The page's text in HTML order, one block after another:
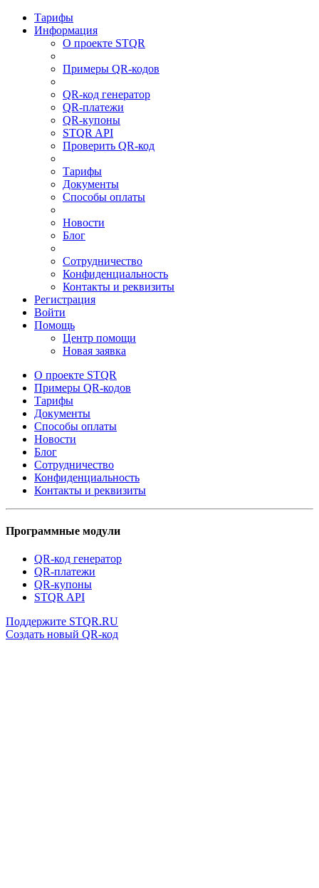
Тарифы
Информация
О проекте STQR
Примеры QR-кодов
QR-код генератор
QR-платежи
QR-купоны
STQR API
Проверить QR-код
Тарифы
Документы
Способы оплаты
Новости
Блог
Сотрудничество
Конфиденциальность
Контакты и реквизиты
Регистрация
Войти
Помощь
Центр помощи
Новая заявка
О проекте STQR
Примеры QR-кодов
Тарифы
Документы
Способы оплаты
Новости
Блог
Сотрудничество
Конфиденциальность
Контакты и реквизиты
Программные модули
QR-код генератор
QR-платежи
QR-купоны
STQR API
Поддержите STQR.RU
Создать новый QR-код